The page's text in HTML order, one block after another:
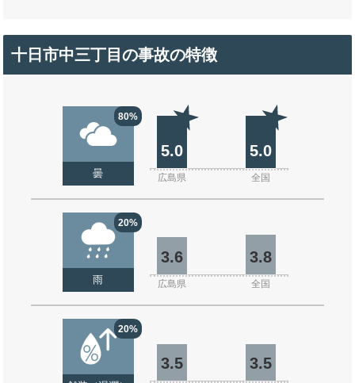
十日市中三丁目の事故の特徴
80%
曇
5.0 5.0
広島県 全国
20%
雨
3.6 3.8
広島県 全国
20%
3.5 3.5